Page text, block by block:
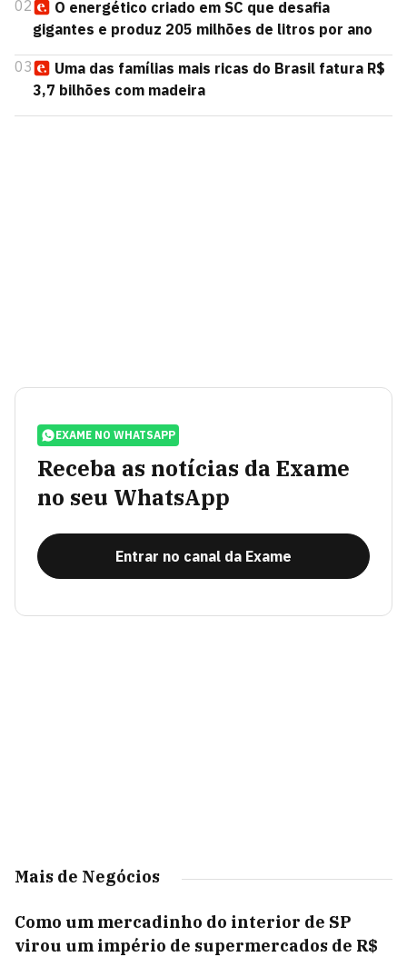
02
O energético criado em SC que desafia
gigantes e produz 205 milhões de litros por ano
03
Uma das famílias mais ricas do Brasil fatura R$
3,7 bilhões com madeira
EXAME NO WHATSAPP
Receba as notícias da Exame
no seu WhatsApp
Entrar no canal da Exame
Mais de Negócios
Como um mercadinho do interior de SP
virou um império de supermercados de R$